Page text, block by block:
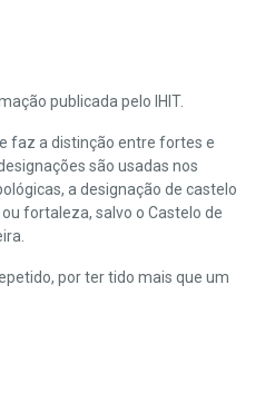
publicada pelo IHIT.
faz a distinção entre fortes e
são usadas nos
a designação de castelo
fortaleza, salvo o Castelo de
por ter tido mais que um